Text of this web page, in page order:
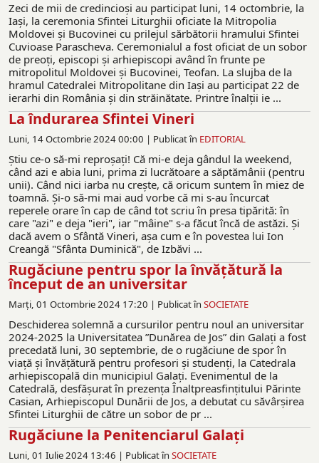
Zeci de mii de credincioși au participat luni, 14 octombrie, la
Iași, la ceremonia Sfintei Liturghii oficiate la Mitropolia
Moldovei şi Bucovinei cu prilejul sărbătorii hramului Sfintei
Cuvioase Parascheva. Ceremonialul a fost oficiat de un sobor
de preoţi, episcopi şi arhiepiscopi având în frunte pe
mitropolitul Moldovei şi Bucovinei, Teofan. La slujba de la
hramul Catedralei Mitropolitane din Iaşi au participat 22 de
ierarhi din România şi din străinătate. Printre înalții ie ...
La îndurarea Sfintei Vineri
Luni, 14 Octombrie 2024 00:00 | Publicat în EDITORIAL
Ştiu ce-o să-mi reproşaţi! Că mi-e deja gândul la weekend,
când azi e abia luni, prima zi lucrătoare a săptămânii (pentru
unii). Când nici iarba nu creşte, că oricum suntem în miez de
toamnă. Şi-o să-mi mai aud vorbe că mi s-au încurcat
reperele orare în cap de când tot scriu în presa tipărită: în
care "azi" e deja "ieri", iar "mâine" s-a făcut încă de astăzi. Şi
dacă avem o Sfântă Vineri, aşa cum e în povestea lui Ion
Creangă "Sfânta Duminică", de Izbăvi ...
Rugăciune pentru spor la învățătură la
început de an universitar
Marți, 01 Octombrie 2024 17:20 | Publicat în SOCIETATE
Deschiderea solemnă a cursurilor pentru noul an universitar
2024-2025 la Universitatea ”Dunărea de Jos” din Galați a fost
precedată luni, 30 septembrie, de o rugăciune de spor în
viață și învățătură pentru profesori și studenți, la Catedrala
arhiepiscopală din municipiul Galați. Evenimentul de la
Catedrală, desfășurat în prezența Înaltpreasfinţitului Părinte
Casian, Arhiepiscopul Dunării de Jos, a debutat cu săvârşirea
Sfintei Liturghii de către un sobor de pr ...
Rugăciune la Penitenciarul Galați
Luni, 01 Iulie 2024 13:46 | Publicat în SOCIETATE